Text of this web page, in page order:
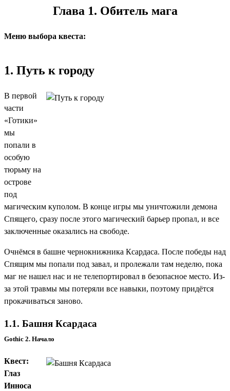
Глава 1. Обитель мага
Меню выбора квеста:
1. Путь к городу
В первой
части
«Готики»
мы
попали в
особую
тюрьму на
острове
под
магическим куполом. В конце игры мы уничтожили демона
Спящего, сразу после этого магический барьер пропал, и все
заключенные оказались на свободе.
Очнёмся в башне чернокнижника Ксардаса. После победы над
Спящим мы попали под завал, и пролежали там неделю, пока
маг не нашел нас и не телепортировал в безопасное место. Из-
за этой травмы мы потеряли все навыки, поэтому придётся
прокачиваться заново.
1.1. Башня Ксардаса
Gothic 2. Начало
Квест:
Глаз
Инноса